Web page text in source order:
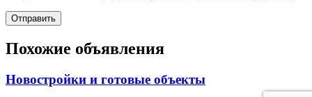
Похожие объявления
Новостройки и готовые объекты